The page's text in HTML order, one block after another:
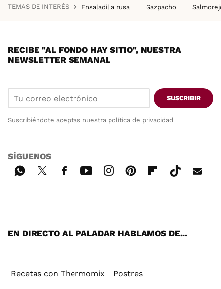
TEMAS DE INTERÉS Ensaladilla rusa Gazpacho
RECIBE "AL FONDO HAY SITIO", NUESTRA
NEWSLETTER SEMANAL
SUSCRIBIR
Suscribiéndote aceptas nuestra política de privacidad
SÍGUENOS
EN DIRECTO AL PALADAR HABLAMOS DE...
Recetas con Thermomix Postres